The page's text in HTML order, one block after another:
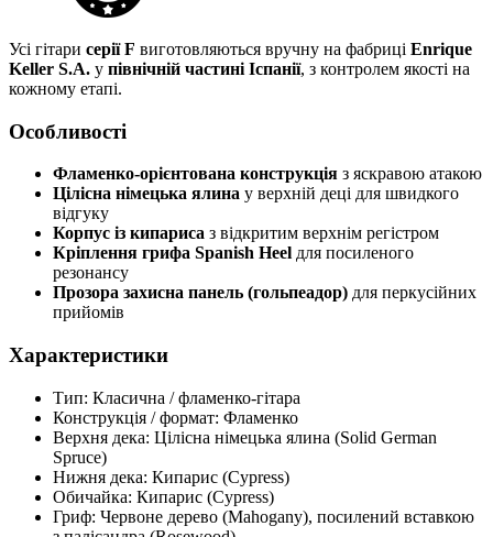
Усі гітари серії F виготовляються вручну на фабриці Enrique
Keller S.A. у північній частині Іспанії, з контролем якості на
кожному етапі.
Особливості
Фламенко-орієнтована конструкція з яскравою атакою
Цілісна німецька ялина у верхній деці для швидкого
відгуку
Корпус із кипариса з відкритим верхнім регістром
Кріплення грифа Spanish Heel для посиленого
резонансу
Прозора захисна панель (гольпеадор) для перкусійних
прийомів
Характеристики
Тип: Класична / фламенко-гітара
Конструкція / формат: Фламенко
Верхня дека: Цілісна німецька ялина (Solid German
Spruce)
Нижня дека: Кипарис (Cypress)
Обичайка: Кипарис (Cypress)
Гриф: Червоне дерево (Mahogany), посилений вставкою